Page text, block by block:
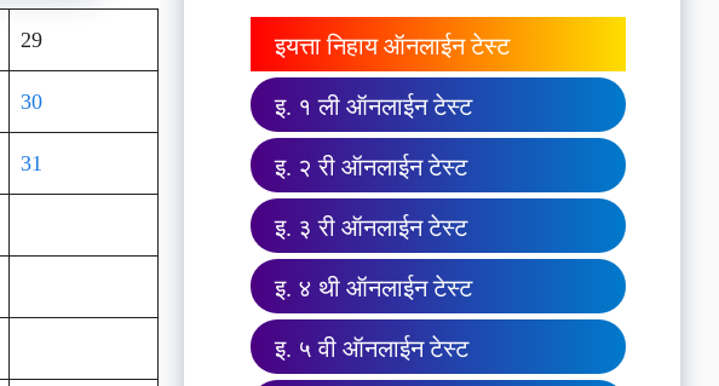
29
30
31
इयत्ता निहाय ऑनलाईन टेस्ट
इ. १ ली ऑनलाईन टेस्ट
इ. २ री ऑनलाईन टेस्ट
इ. ३ री ऑनलाईन टेस्ट
इ. ४ थी ऑनलाईन टेस्ट
इ. ५ वी ऑनलाईन टेस्ट